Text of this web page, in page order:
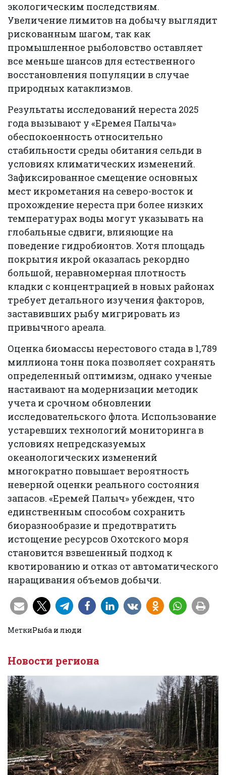
экологическим последствиям.
Увеличение лимитов на добычу выглядит
рискованным шагом, так как
промышленное рыболовство оставляет
все меньше шансов для естественного
восстановления популяции в случае
природных катаклизмов.
Результаты исследований нереста 2025
года вызывают у «Еремея Палыча»
обеспокоенность относительно
стабильности среды обитания сельди в
условиях климатических изменений.
Зафиксированное смещение основных
мест икрометания на северо-восток и
прохождение нереста при более низких
температурах воды могут указывать на
глобальные сдвиги, влияющие на
поведение гидробионтов. Хотя площадь
покрытия икрой оказалась рекордно
большой, неравномерная плотность
кладки с концентрацией в новых районах
требует детального изучения факторов,
заставивших рыбу мигрировать из
привычного ареала.
Оценка биомассы нерестового стада в 1,789
миллиона тонн пока позволяет сохранять
определенный оптимизм, однако ученые
настаивают на модернизации методик
учета и срочном обновлении
исследовательского флота. Использование
устаревших технологий мониторинга в
условиях непредсказуемых
океанологических изменений
многократно повышает вероятность
неверной оценки реального состояния
запасов. «Еремей Палыч» убежден, что
единственным способом сохранить
биоразнообразие и предотвратить
истощение ресурсов Охотского моря
становится взвешенный подход к
квотированию и отказ от автоматического
наращивания объемов добычи.
МеткиРыба и люди
Новости региона